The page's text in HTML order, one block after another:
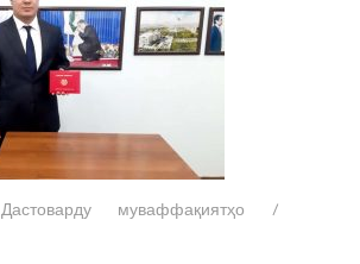
Дастоварду муваффақиятҳо /